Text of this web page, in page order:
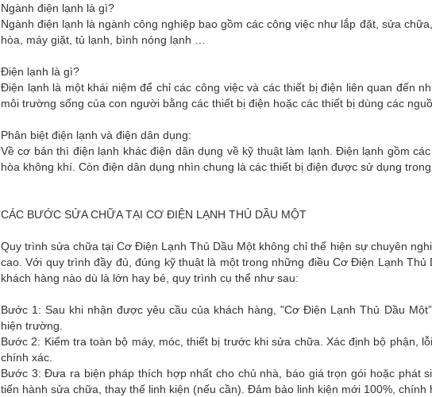
Ngành điện lạnh là gì?
Ngành điện lạnh là ngành công nghiệp bao gồm các công việc như lắp đặt, sửa
hòa, máy giặt, tủ lạnh, bình nóng lạnh …
Điện lạnh là gì?
Điện lạnh là một khái niệm để chỉ các công việc và các thiết bị điện liên quan đến
môi trường sống của con người bằng các thiết bị điện hoặc các thiết bị dùng các
Phân biệt điện lạnh và điện dân dụng:
Về cơ bản thì điện lạnh khác điện dân dụng về kỹ thuật làm lạnh. Điện lạnh gồm
hòa không khí. Còn điện dân dụng nhìn chung là các thiết bị điện được sử dụng
CÁC BƯỚC SỬA CHỮA TẠI CƠ ĐIỆN LẠNH THỦ DẦU MỘT
Quy trình sửa chữa tại Cơ Điện Lạnh Thủ Dầu Một không chỉ thể hiện sự chuyên
cao. Với quy trình đầy đủ, đúng kỹ thuật là một trong những điều Cơ Điện Lạnh
khách hàng nào dù là lớn hay bé, quy trình cụ thể như sau:
Bước 1: Sau khi nhận được yêu cầu của khách hàng, "Cơ Điện Lạnh Thủ Dầu
hiện trường.
Bước 2: Kiểm tra toàn bộ máy, móc, thiết bị trước khi sửa chữa. Xác định bộ phận,
chính xác.
Bước 3: Đưa ra biện pháp thích hợp nhất cho chủ nhà, báo giá trọn gói hoặc phát
tiến hành sửa chữa, thay thế linh kiện (nếu cần). Đảm bảo linh kiện mới 100%, chính